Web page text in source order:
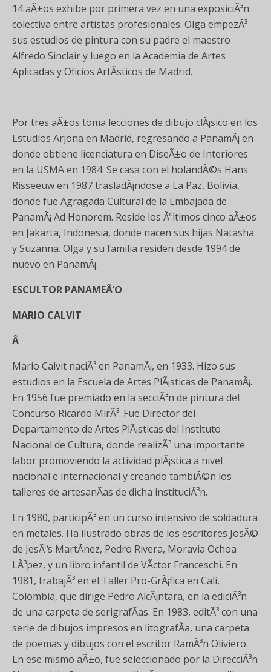
14 aÃ±os exhibe por primera vez en una exposiciÃ³n
colectiva entre artistas profesionales. Olga empezÃ³
sus estudios de pintura con su padre el maestro
Alfredo Sinclair y luego en la Academia de Artes
Aplicadas y Oficios ArtÃ­sticos de Madrid.
Por tres aÃ±os toma lecciones de dibujo clÃ¡sico en los
Estudios Arjona en Madrid, regresando a PanamÃ¡ en
donde obtiene licenciatura en DiseÃ±o de Interiores
en la USMA en 1984. Se casa con el holandÃ©s Hans
Risseeuw en 1987 trasladÃ¡ndose a La Paz, Bolivia,
donde fue Agragada Cultural de la Embajada de
PanamÃ¡ Ad Honorem. Reside los Ãºltimos cinco aÃ±os
en Jakarta, Indonesia, donde nacen sus hijas Natasha
y Suzanna. Olga y su familia residen desde 1994 de
nuevo en PanamÃ¡.
ESCULTOR PANAMEÃ‘O
MARIO CALVIT
Â
Mario Calvit naciÃ³ en PanamÃ¡, en 1933. Hizo sus
estudios en la Escuela de Artes PlÃ¡sticas de PanamÃ¡.
En 1956 fue premiado en la secciÃ³n de pintura del
Concurso Ricardo MirÃ³. Fue Director del
Departamento de Artes PlÃ¡sticas del Instituto
Nacional de Cultura, donde realizÃ³ una importante
labor promoviendo la actividad plÃ¡stica a nivel
nacional e internacional y creando tambiÃ©n los
talleres de artesanÃ­as de dicha instituciÃ³n.
En 1980, participÃ³ en un curso intensivo de soldadura
en metales. Ha ilustrado obras de los escritores JosÃ©
de JesÃºs MartÃ­nez, Pedro Rivera, Moravia Ochoa
LÃ³pez, y un libro infantil de VÃ­ctor Franceschi. En
1981, trabajÃ³ en el Taller Pro-GrÃ¡fica en Cali,
Colombia, que dirige Pedro AlcÃ¡ntara, en la ediciÃ³n
de una carpeta de serigrafÃ­as. En 1983, editÃ³ con una
serie de dibujos impresos en litografÃ­a, una carpeta
de poemas y dibujos con el escritor RamÃ³n Oliviero.
En ese mismo aÃ±o, fue seleccionado por la DirecciÃ³n